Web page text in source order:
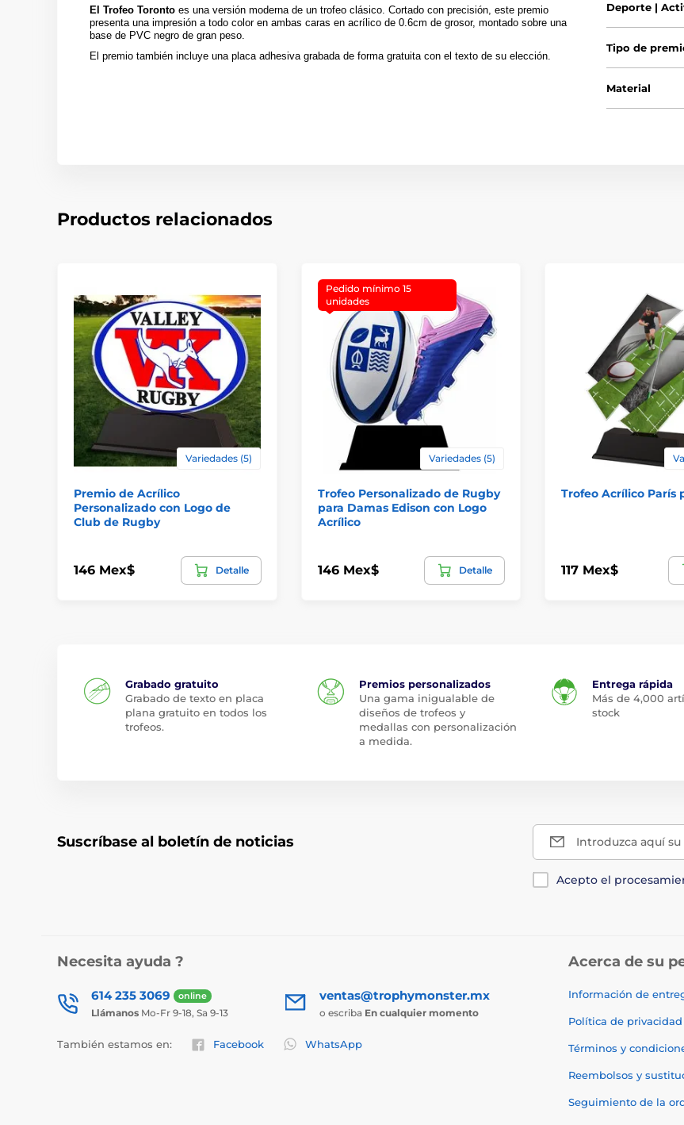
El Trofeo Toronto es una versión moderna de un trofeo clásico. Cortado con precisión, este premio
presenta una impresión a todo color en ambas caras en acrílico de 0.6cm de grosor, montado sobre una
base de PVC negro de gran peso.
El premio también incluye una placa adhesiva grabada de forma gratuita con el texto de su elección.
Deporte |
Tipo de
Material
Productos relacionados
Variedades (5)
Premio de Acrílico
Personalizado con Logo de
Club de Rugby
146 Mex$ Detalle
Pedido mínimo 15
unidades
Variedades (5)
Trofeo Personalizado de Rugby
para Damas Edison con Logo
Acrílico
146 Mex$ Detalle
Trofeo Acrílico París
117 Mex$
Grabado gratuito
Grabado de texto en placa
plana gratuito en todos los
trofeos.
Premios personalizados
Una gama inigualable de
diseños de trofeos y
medallas con personalización
a medida.
Entrega rápida
Más de 4,000
stock
Suscríbase al boletín de noticias Introduzca aquí su
Acepto el
Necesita ayuda ?
614 235 3069 online
Llámanos Mo-Fr 9-18, Sa 9-13
ventas@trophymonster.mx
o escriba En cualquier momento
También estamos en: Facebook WhatsApp
Acerca de su
Información de
Política de privacidad
Términos y
Reembolsos y
Seguimiento de la